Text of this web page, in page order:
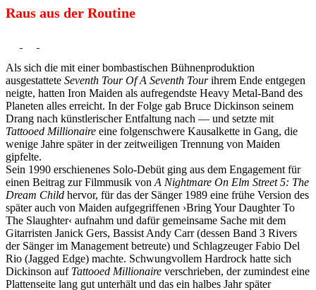
Raus aus der Routine
Als sich die mit einer bombastischen Bühnenproduktion
ausgestattete Seventh Tour Of A Seventh Tourihrem Ende entgegen
neigte, hatten Iron Maiden als aufregendste Heavy Metal-Band des
Planeten alles erreicht. In der Folge gab Bruce Dickinson seinem
Drang nach künstlerischer Entfaltung nach — und setzte mit
Tattooed Millionaire eine folgenschwere Kausalkette in Gang, die
wenige Jahre später in der zeitweiligen Trennung von Maiden
gipfelte.
Sein 1990 erschienenes Solo-Debüt ging aus dem Engagement für
einen Beitrag zur Filmmusik von A Nightmare On Elm Street 5: The
Dream Child hervor, für das der Sänger 1989 eine frühe Version des
später auch von Maiden aufgegriffenen ›Bring Your Daughter To
The Slaughter‹ aufnahm und dafür gemeinsame Sache mit dem
Gitarristen Janick Gers, Bassist Andy Carr (dessen Band 3 Rivers
der Sänger im Management betreute) und Schlagzeuger Fabio Del
Rio (Jagged Edge) machte. Schwungvollem Hardrock hatte sich
Dickinson auf Tattooed Millionaire verschrieben, der zumindest eine
Plattenseite lang gut unterhält und das ein halbes Jahr später